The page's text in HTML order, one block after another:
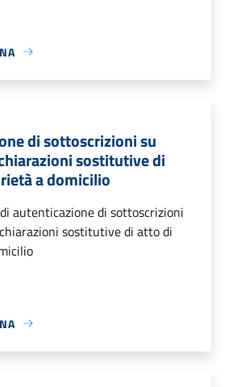
di sottoscrizioni su
sostitutive di
a domicilio
autenticazione di sottoscrizioni
sostitutive di atto di